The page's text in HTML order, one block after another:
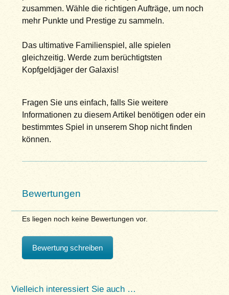
zusammen. Wähle die richtigen Aufträge, um noch
mehr Punkte und Prestige zu sammeln.
Das ultimative Familienspiel, alle spielen
gleichzeitig. Werde zum berüchtigtsten
Kopfgeldjäger der Galaxis!
Fragen Sie uns einfach, falls Sie weitere
Informationen zu diesem Artikel benötigen oder ein
bestimmtes Spiel in unserem Shop nicht finden
können.
Bewertungen
Es liegen noch keine Bewertungen vor.
Bewertung schreiben
Vielleich interessiert Sie auch …